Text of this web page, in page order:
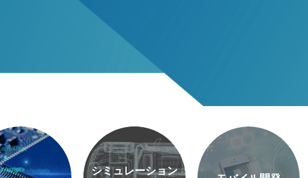
シミュレーション